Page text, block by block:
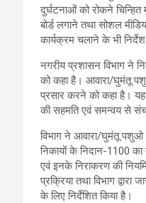
दुर्घटनाओं को रोकने
बोर्ड लगाने तथा सोशल
कार्यक्रम चलाने के भी
नगरीय प्रशासन विभाग ने
को कहा है। आवारा/घुमंतू
प्रसार करने को कहा है। यह
की सहमति एवं समन्वय से
विभाग ने आवारा/घुमंतू पशुओ
निकायों के निदान-1100 का
एवं इनके निराकरण की
प्रक्रिया तथा विभाग
के लिए निर्देशित किया है।